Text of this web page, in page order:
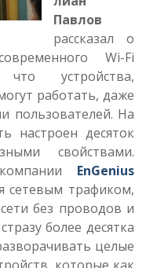
Павлов
рассказал о
Wi-Fi
устройства,
работать, даже
пользователей. На
настроен десяток
свойствами.
EnGenius
сетевым трафиком,
без проводов и
более десятка
целые